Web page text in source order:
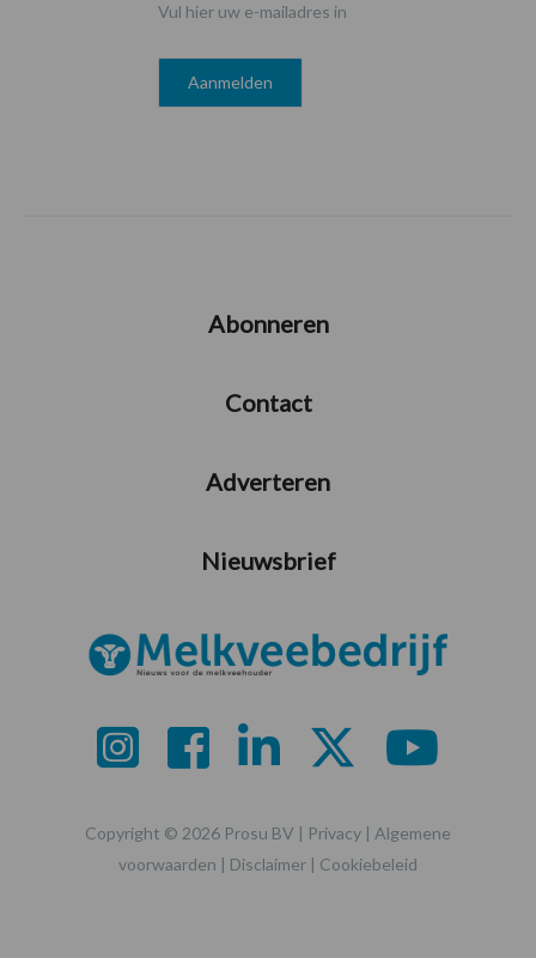
Vul hier uw e-mailadres in
Abonneren
Contact
Adverteren
Nieuwsbrief
Copyright © 2026 Prosu BV | Privacy | Algemene
voorwaarden | Disclaimer | Cookiebeleid